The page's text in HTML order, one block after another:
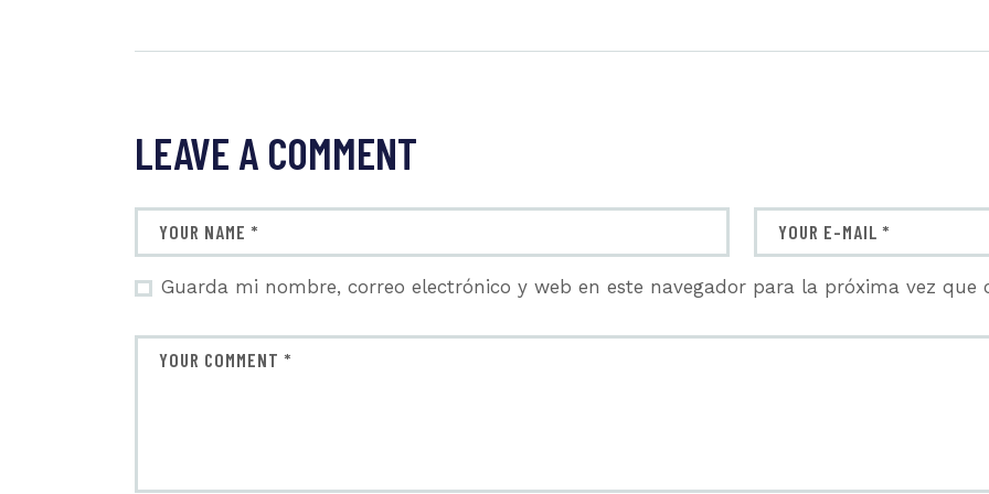
LEAVE A COMMENT
Guarda mi nombre, correo electrónico y web en este navegador para la próxima vez que